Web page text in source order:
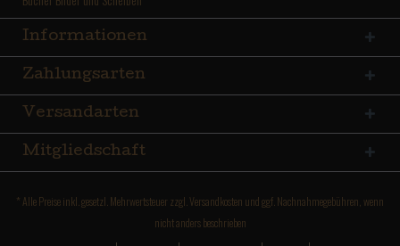
Informationen
Zahlungsarten
Versandarten
Mitgliedschaft
* Alle Preise inkl. gesetzl. Mehrwertsteuer zzgl. Versandkosten und ggf. Nachnahmegebühren, wenn
nicht anders beschrieben